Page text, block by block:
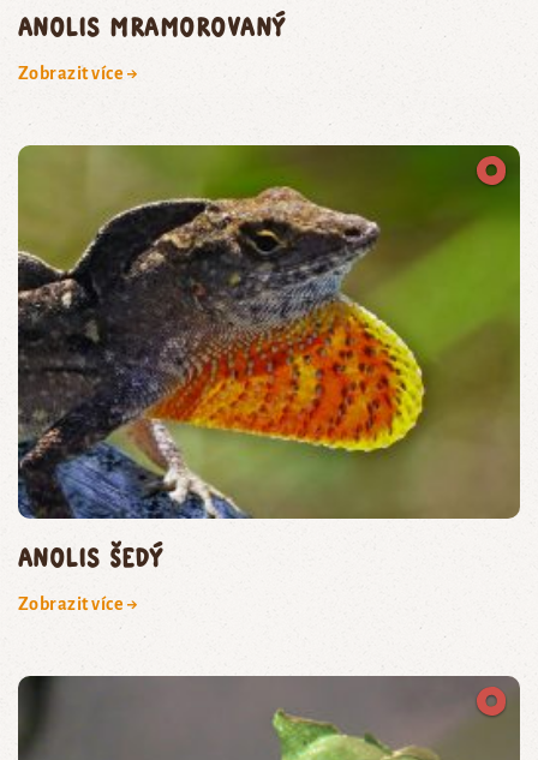
anolis mramorovaný
Zobrazit více →
anolis šedý
Zobrazit více →